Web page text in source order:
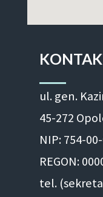
ul. gen.
45-272
NIP: 754-
REGON:
tel.